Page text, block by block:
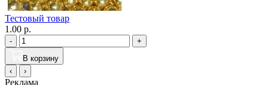
Тестовый товар
1.00 р.
-
+
В корзину
‹
›
Реклама